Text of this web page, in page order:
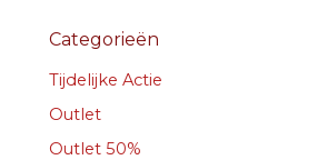
Categorieën
Tijdelijke Actie
Outlet
Outlet 50%